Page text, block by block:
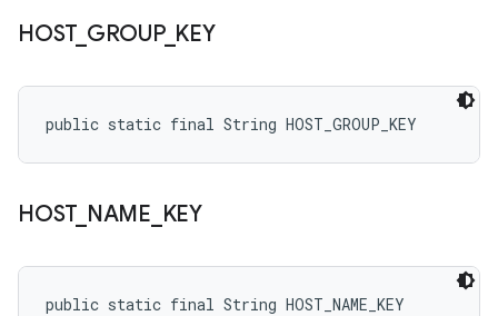
HOST_ GROUP_ KEY
public static final String HOST_GROUP_KEY
HOST_ NAME KEY
public static final String HOST_NAME_KEY